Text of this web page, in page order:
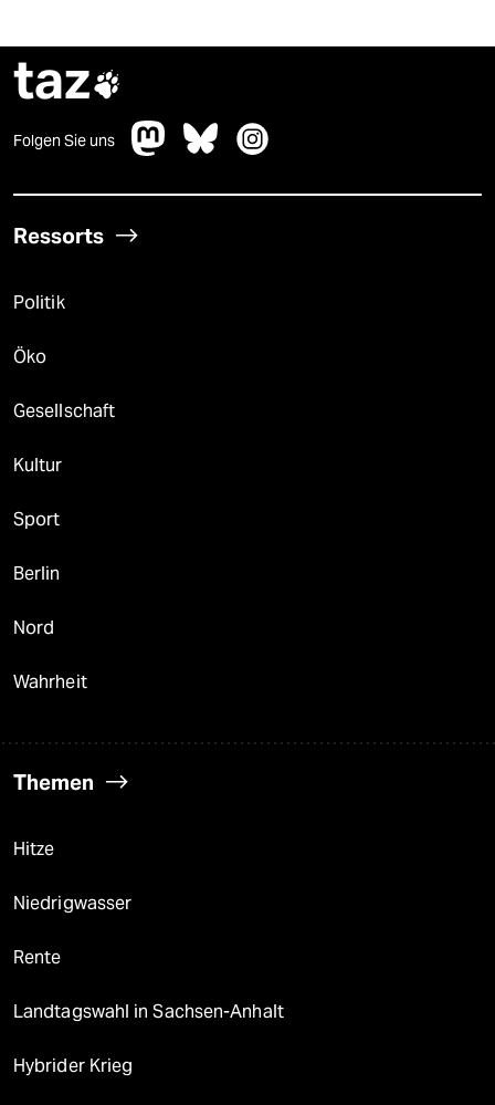
taz
Folgen Sie uns
Ressorts
Politik
Öko
Gesellschaft
Kultur
Sport
Berlin
Nord
Wahrheit
Themen
Hitze
Niedrigwasser
Rente
Landtagswahl in Sachsen-Anhalt
Hybrider Krieg